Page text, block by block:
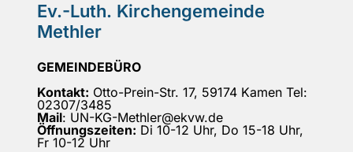
Ev.-Luth. Kirchengemeinde
Methler
GEMEINDEBÜRO
Kontakt: Otto-Prein-Str. 17, 59174 Kamen Tel:
02307/3485
Mail: UN-KG-Methler@ekvw.de
Öffnungszeiten: Di 10-12 Uhr, Do 15-18 Uhr,
Fr 10-12 Uhr